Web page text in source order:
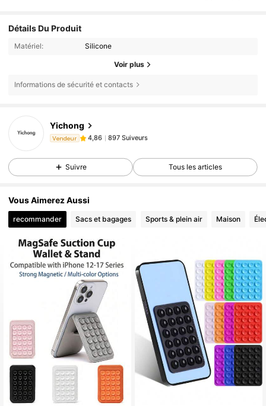
Détails Du Produit
Matériel: Silicone
Voir plus
Informations de sécurité et contacts
Yichong
Vendeur 4,86
897 Suiveurs
4,86
897 Suiveurs
Suivre Tous les articles
Vous Aimerez Aussi
recommander Sacs et bagages Sports & plein air Maison